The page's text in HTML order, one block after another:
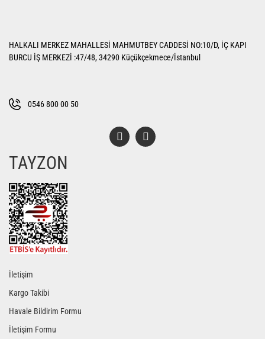
HALKALI MERKEZ MAHALLESİ MAHMUTBEY CADDESİ NO:10/D, İÇ KAPI
BURCU İŞ MERKEZİ :47/48, 34290 Küçükçekmece/İstanbul
0546 800 00 50
TAYZON
İletişim
Kargo Takibi
Havale Bildirim Formu
İletişim Formu